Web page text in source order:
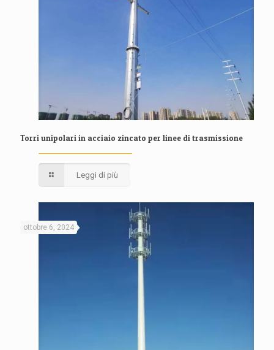
Torri unipolari in acciaio zincato per linee di trasmissione
Leggi di più
ottobre 6, 2024